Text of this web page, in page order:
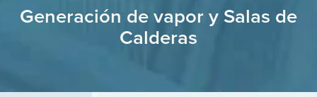
Generación de vapor y Salas de
Calderas